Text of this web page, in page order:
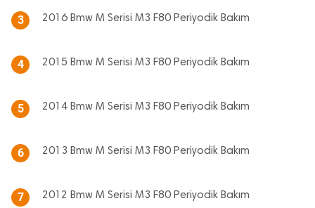
3 2016 Bmw M Serisi M3 F80 Periyodik Bakım
4 2015 Bmw M Serisi M3 F80 Periyodik Bakım
5 2014 Bmw M Serisi M3 F80 Periyodik Bakım
6 2013 Bmw M Serisi M3 F80 Periyodik Bakım
7 2012 Bmw M Serisi M3 F80 Periyodik Bakım